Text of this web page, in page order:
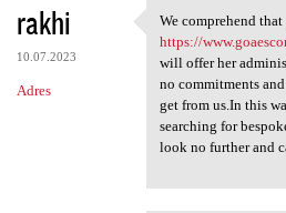
rakhi
10.07.2023
Adres
We
We comprehend
https://
will offer her
no commitments
get from us.In this
searching for
look no further and